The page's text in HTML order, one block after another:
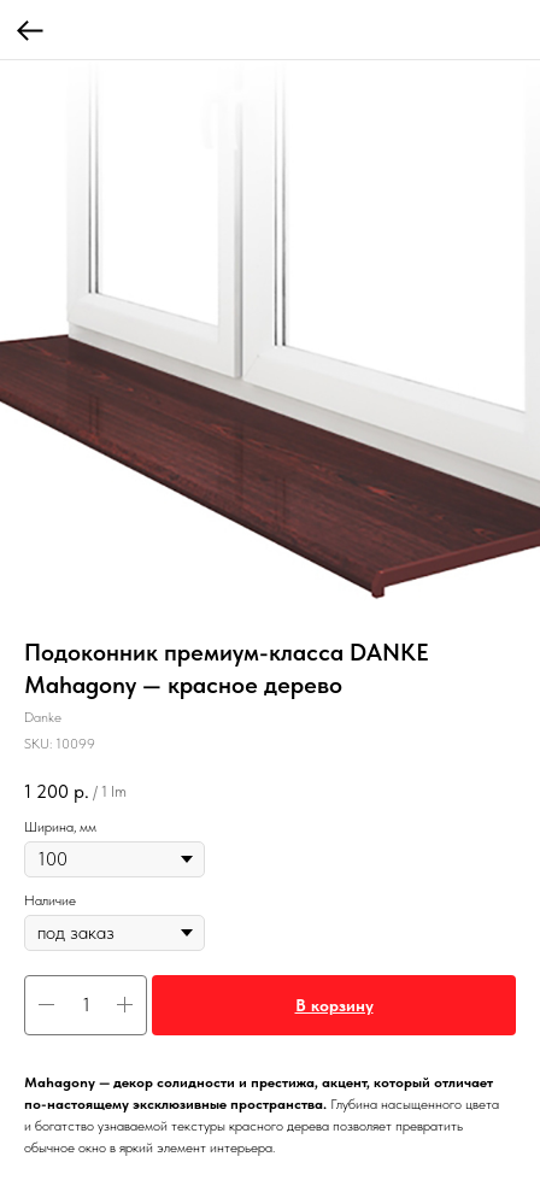
Подоконник премиум-класса DANKE
Mahagony — красное дерево
Danke
SKU: 10099
1 200 р. / 1 lm
Ширина, мм
Наличие
В корзину
Mahagony — декор солидности и престижа, акцент, который отличает
по-настоящему эксклюзивные пространства. Глубина насыщенного цвета
и богатство узнаваемой текстуры красного дерева позволяет превратить
обычное окно в яркий элемент интерьера.